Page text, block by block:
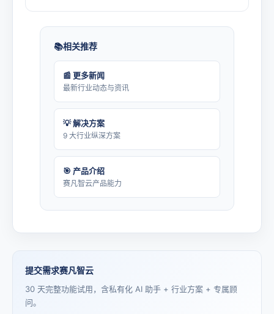
相关推荐
📰 更多新闻
最新行业动态与资讯
💡 解决方案
9 大行业纵深方案
🎯 产品介绍
赛凡智云产品能力
提交需求赛凡智云
30 天完整功能试用，含私有化 AI 助手 + 行业方案 + 专属顾
问。